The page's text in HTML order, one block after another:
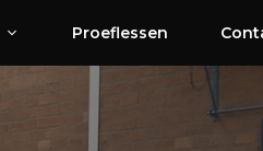
Proeflessen